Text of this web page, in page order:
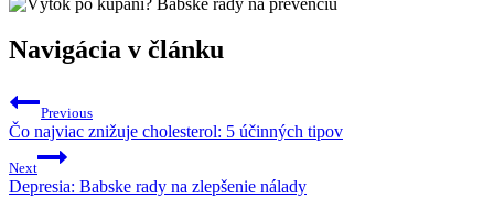
Navigácia v článku
Previous
Čo najviac znižuje cholesterol: 5 účinných tipov
Next
Depresia: Babske rady na zlepšenie nálady